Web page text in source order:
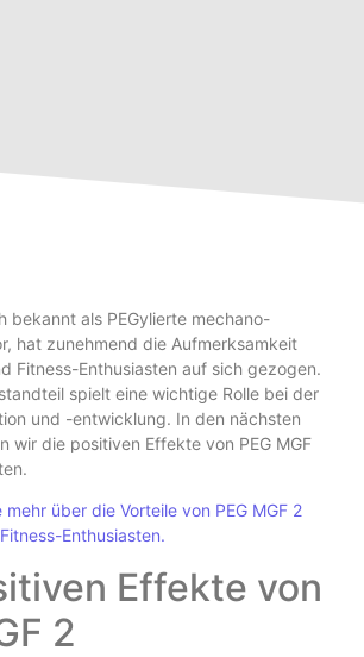
bekannt als PEGylierte mechano-
hat zunehmend die Aufmerksamkeit
Fitness-Enthusiasten auf sich gezogen.
spielt eine wichtige Rolle bei der
und -entwicklung. In den nächsten
wir die positiven Effekte von PEG MGF
mehr über die Vorteile von PEG MGF 2
Enthusiasten.
Effekte von
2